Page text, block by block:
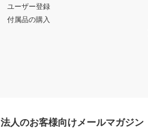
ユーザー登録
付属品の購入
法人のお客様向けメールマガジン